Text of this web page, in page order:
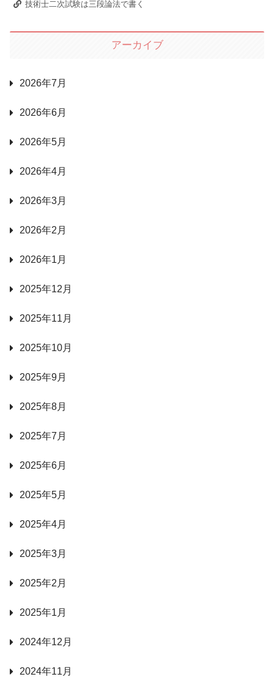
技術士二次試験は三段論法で書く
アーカイブ
2026年7月
2026年6月
2026年5月
2026年4月
2026年3月
2026年2月
2026年1月
2025年12月
2025年11月
2025年10月
2025年9月
2025年8月
2025年7月
2025年6月
2025年5月
2025年4月
2025年3月
2025年2月
2025年1月
2024年12月
2024年11月